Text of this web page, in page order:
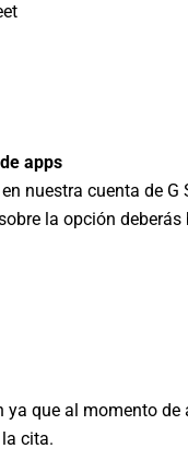
apps
nuestra cuenta de
la opción
que al momento
cita.